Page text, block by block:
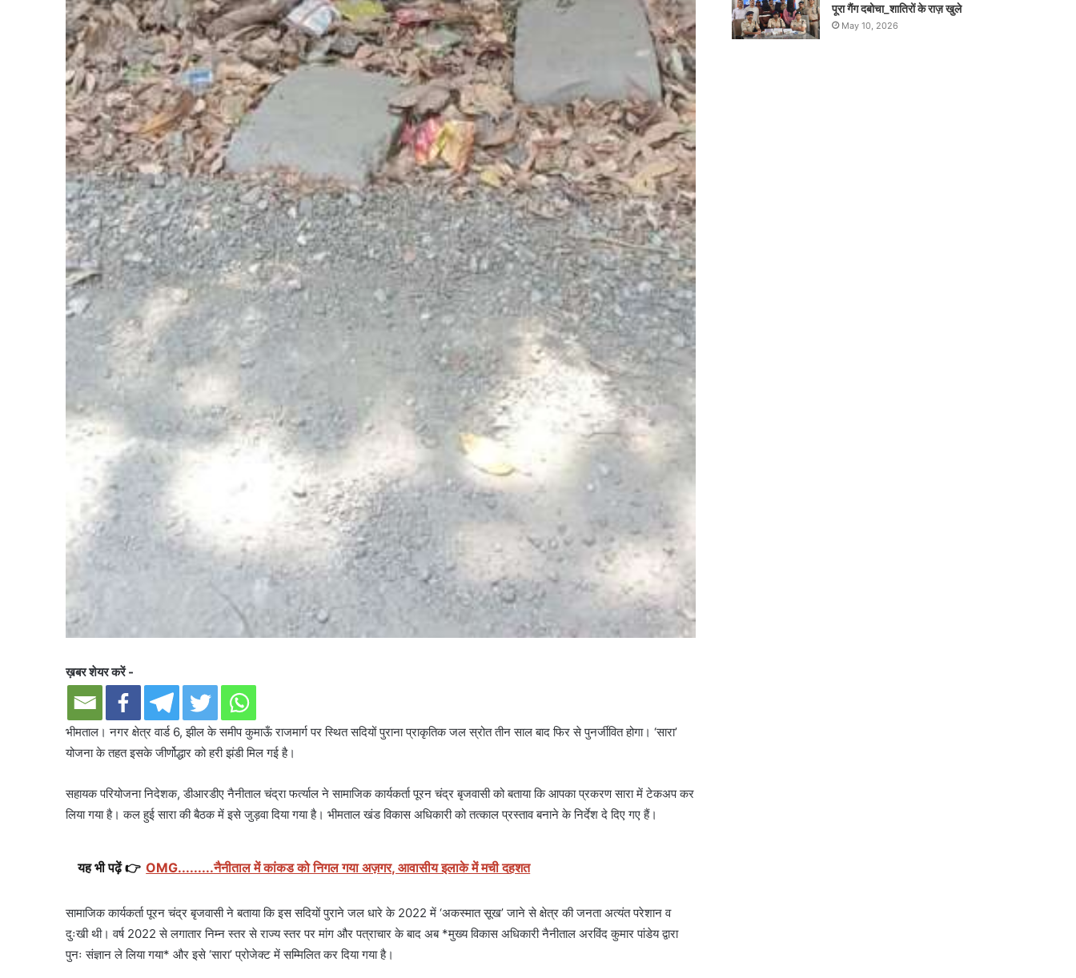
ख़बर शेयर करें -
भीमताल। नगर क्षेत्र वार्ड 6, झील के समीप कुमाऊँ राजमार्ग पर स्थित सदियों पुराना प्राकृतिक जल स्रोत तीन साल बाद फिर से पुनर्जीवित होगा। ‘सारा’
योजना के तहत इसके जीर्णोद्धार को हरी झंडी मिल गई है।
सहायक परियोजना निदेशक, डीआरडीए नैनीताल चंद्रा फर्त्याल ने सामाजिक कार्यकर्ता पूरन चंद्र बृजवासी को बताया कि आपका प्रकरण सारा में टेकअप कर
लिया गया है। कल हुई सारा की बैठक में इसे जुड़वा दिया गया है। भीमताल खंड विकास अधिकारी को तत्काल प्रस्ताव बनाने के निर्देश दे दिए गए हैं।
यह भी पढ़ें 👉 OMG.........नैनीताल में कांकड को निगल गया अज़गर, आवासीय इलाके में मची दहशत
सामाजिक कार्यकर्ता पूरन चंद्र बृजवासी ने बताया कि इस सदियों पुराने जल धारे के 2022 में ‘अकस्मात सूख’ जाने से क्षेत्र की जनता अत्यंत परेशान व
दुःखी थी। वर्ष 2022 से लगातार निम्न स्तर से राज्य स्तर पर मांग और पत्राचार के बाद अब *मुख्य विकास अधिकारी नैनीताल अरविंद कुमार पांडेय द्वारा
पुनः संज्ञान ले लिया गया* और इसे ‘सारा’ प्रोजेक्ट में सम्मिलित कर दिया गया है।
पूरा गैंग दबोचा_शातिरों के राज़ खुले
May 10, 2026